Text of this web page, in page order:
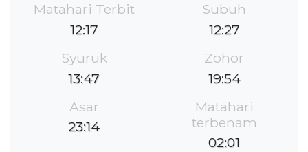
Matahari Terbit
12:17
Subuh
12:27
Syuruk
13:47
Zohor
19:54
Asar
23:14
Matahari
terbenam
02:01